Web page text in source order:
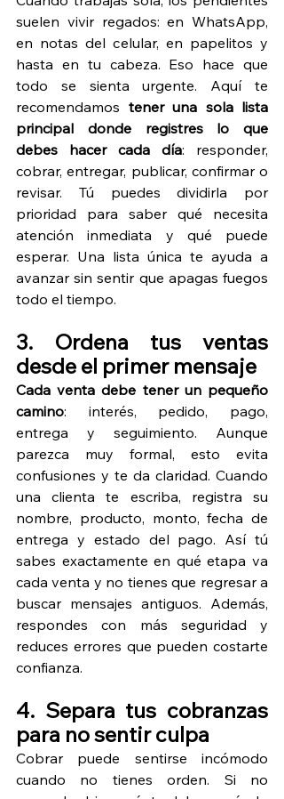
suelen vivir regados: en WhatsApp,
en notas del celular, en papelitos y
hasta en tu cabeza. Eso hace que
todo se sienta urgente. Aquí te
recomendamos tener una sola lista
principal donde registres lo que
debes hacer cada día: responder,
cobrar, entregar, publicar, confirmar o
revisar. Tú puedes dividirla por
prioridad para saber qué necesita
atención inmediata y qué puede
esperar. Una lista única te ayuda a
avanzar sin sentir que apagas fuegos
todo el tiempo.
3. Ordena tus ventas
desde el primer mensaje
Cada venta debe tener un pequeño
camino: interés, pedido, pago,
entrega y seguimiento. Aunque
parezca muy formal, esto evita
confusiones y te da claridad. Cuando
una clienta te escriba, registra su
nombre, producto, monto, fecha de
entrega y estado del pago. Así tú
sabes exactamente en qué etapa va
cada venta y no tienes que regresar a
buscar mensajes antiguos. Además,
respondes con más seguridad y
reduces errores que pueden costarte
confianza.
4. Separa tus cobranzas
para no sentir culpa
Cobrar puede sentirse incómodo
cuando no tienes orden. Si no